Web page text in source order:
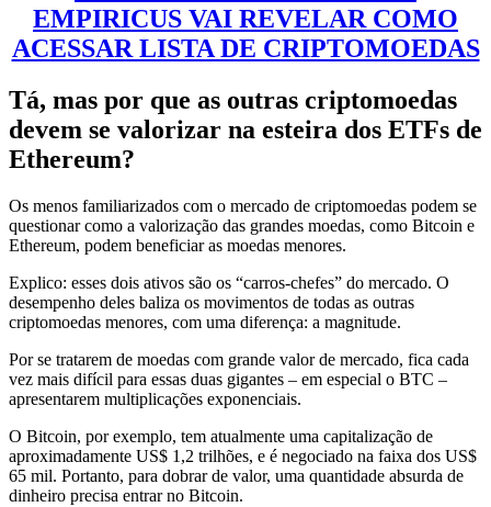
EMPIRICUS VAI REVELAR COMO
ACESSAR LISTA DE CRIPTOMOEDAS
Tá, mas por que as outras criptomoedas
devem se valorizar na esteira dos ETFs de
Ethereum?
Os menos familiarizados com o mercado de criptomoedas podem se
questionar como a valorização das grandes moedas, como Bitcoin e
Ethereum, podem beneficiar as moedas menores.
Explico: esses dois ativos são os “carros-chefes” do mercado. O
desempenho deles baliza os movimentos de todas as outras
criptomoedas menores, com uma diferença: a magnitude.
Por se tratarem de moedas com grande valor de mercado, fica cada
vez mais difícil para essas duas gigantes – em especial o BTC –
apresentarem multiplicações exponenciais.
O Bitcoin, por exemplo, tem atualmente uma capitalização de
aproximadamente US$ 1,2 trilhões, e é negociado na faixa dos US$
65 mil. Portanto, para dobrar de valor, uma quantidade absurda de
dinheiro precisa entrar no Bitcoin.